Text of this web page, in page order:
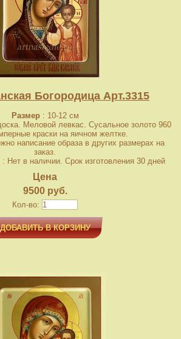
Богородица Арт.3315
Размер: 10-12 см
Меловой левкас. Сусальное золото 960
краски на яичном желтке.
написание образа в других размерах на
заказ.
: Нет в наличии. Срок изготовления 30 дней
Цена
9500 руб.
Кол-во:
ДОБАВИТЬ В КОРЗИНУ